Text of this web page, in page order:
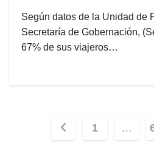
Según datos de la Unidad de
Secretaría de Gobernación,
67% de sus viajeros…
Paginación
1 …